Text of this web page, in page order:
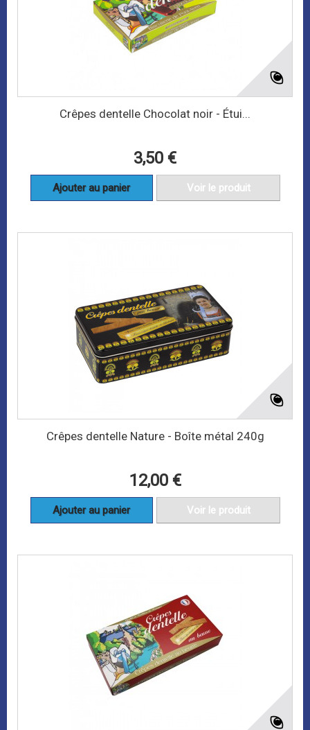
Crêpes dentelle Chocolat noir - Étui...
3,50 €
Ajouter au panier Voir le produit
Crêpes dentelle Nature - Boîte métal 240g
12,00 €
Ajouter au panier Voir le produit